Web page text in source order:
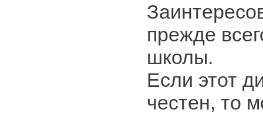
прежде
школы.
Если этот
честен, то